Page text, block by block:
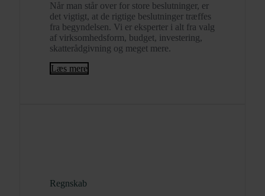
Når man står over for store beslutninger, er
det vigtigt, at de rigtige beslutninger træffes
fra begyndelsen. Vi er eksperter i alt fra valg
af virksomhedsform, budget, investering,
skatterådgivning og meget mere.
Læs mere
Regnskab